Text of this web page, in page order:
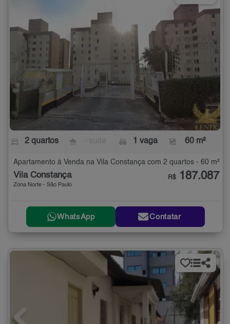
2 quartos 1 vaga 60 m²
Apartamento à Venda na Vila Constança com 2 quartos - 60 m²
Vila Constança
Zona Norte - São Paulo
R$ 187.087
WhatsApp Contatar